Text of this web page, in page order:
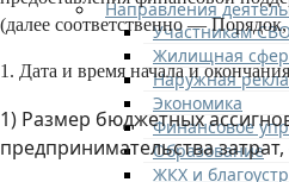
Направления
Участникам
Жилищная
Наружная
Экономика
Финансовое
Образование
ЖКХ и
(далее соответственно —
1. Дата и время начала и
1) Размер бюджетных
предпринимательства